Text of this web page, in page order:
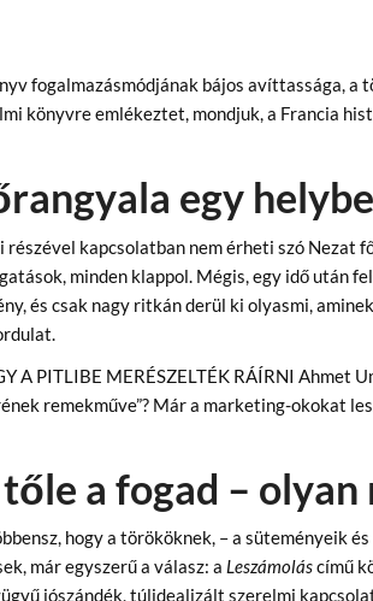
fogalmazásmódjának bájos avíttassága,
könyvre emlékeztet, mondjuk, a Francia
egy
részével kapcsolatban nem érheti szó Nezat
minden klappol. Mégis, egy idő után
és csak nagy ritkán derül ki olyasmi,
A PITLIBE MERÉSZELTÉK RÁÍRNI Ahmet
remekműve”? Már a marketing-okokat
a fogad – olyan
hogy a törököknek, – a süteményeik
már egyszerű a válasz: a Leszámoláscímű
jószándék, túlidealizált szerelmi